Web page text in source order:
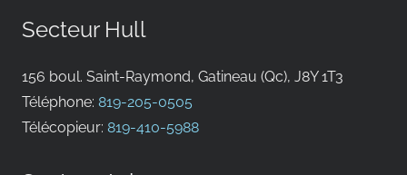
Secteur Hull
156 boul. Saint-Raymond, Gatineau (Qc), J8Y 1T3
Téléphone: 819-205-0505
Télécopieur: 819-410-5988